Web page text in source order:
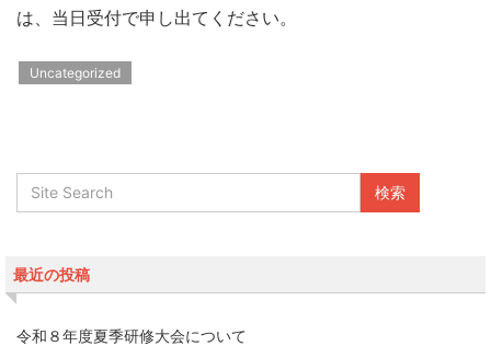
は、当日受付で申し出てください。
Uncategorized
最近の投稿
令和８年度夏季研修大会について